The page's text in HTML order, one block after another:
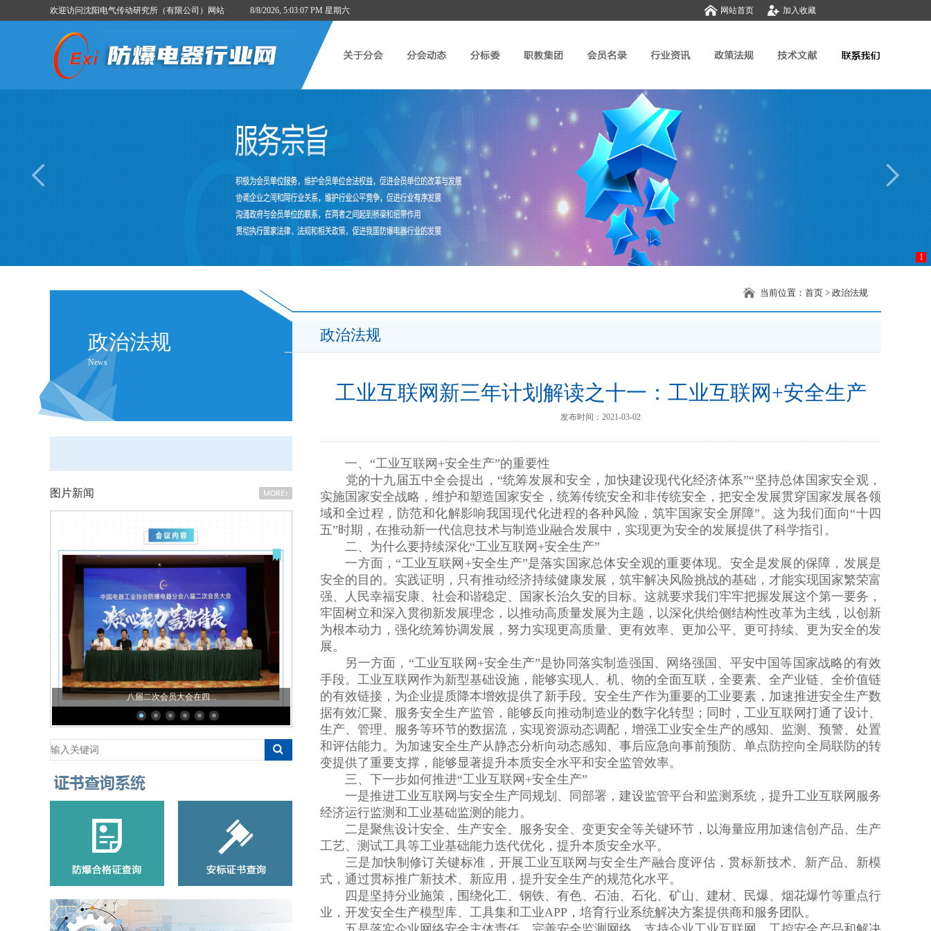
欢迎访问沈阳电气传动研究所（有限公司）网站 8/8/2026, 5:03:08 PM 星期六 网站首页 加入收藏
1
政治法规
News
图片新闻
八届二次会员大会在四... 防爆电器分技术委员会... 防爆电器分会八届一次... 黑龙江能源职业学院浙...
当前位置： 首页 > 政治法规
政治法规
工业互联网新三年计划解读之十一：工业互联网+安全生产
发布时间：2021-03-02
一、“工业互联网+安全生产”的重要性
党的十九届五中全会提出，“统筹发展和安全，加快建设现代化经济体系”“坚持总体国家安全观，
实施国家安全战略，维护和塑造国家安全，统筹传统安全和非传统安全，把安全发展贯穿国家发展各领
域和全过程，防范和化解影响我国现代化进程的各种风险，筑牢国家安全屏障”。这为我们面向“十四
五”时期，在推动新一代信息技术与制造业融合发展中，实现更为安全的发展提供了科学指引。
二、为什么要持续深化“工业互联网+安全生产”
一方面，“工业互联网+安全生产”是落实国家总体安全观的重要体现。安全是发展的保障，发展是
安全的目的。实践证明，只有推动经济持续健康发展，筑牢解决风险挑战的基础，才能实现国家繁荣富
强、人民幸福安康、社会和谐稳定、国家长治久安的目标。这就要求我们牢牢把握发展这个第一要务，
牢固树立和深入贯彻新发展理念，以推动高质量发展为主题，以深化供给侧结构性改革为主线，以创新
为根本动力，强化统筹协调发展，努力实现更高质量、更有效率、更加公平、更可持续、更为安全的发
展。
另一方面，“工业互联网+安全生产”是协同落实制造强国、网络强国、平安中国等国家战略的有效
手段。工业互联网作为新型基础设施，能够实现人、机、物的全面互联，全要素、全产业链、全价值链
的有效链接，为企业提质降本增效提供了新手段。安全生产作为重要的工业要素，加速推进安全生产数
据有效汇聚、服务安全生产监管，能够反向推动制造业的数字化转型；同时，工业互联网打通了设计、
生产、管理、服务等环节的数据流，实现资源动态调配，增强工业安全生产的感知、监测、预警、处置
和评估能力。为加速安全生产从静态分析向动态感知、事后应急向事前预防、单点防控向全局联防的转
变提供了重要支撑，能够显著提升本质安全水平和安全监管效率。
三、下一步如何推进“工业互联网+安全生产”
一是推进工业互联网与安全生产同规划、同部署，建设监管平台和监测系统，提升工业互联网服务
经济运行监测和工业基础监测的能力。
二是聚焦设计安全、生产安全、服务安全、变更安全等关键环节，以海量应用加速信创产品、生产
工艺、测试工具等工业基础能力迭代优化，提升本质安全水平。
三是加快制修订关键标准，开展工业互联网与安全生产融合度评估，贯标新技术、新产品、新模
式，通过贯标推广新技术、新应用，提升安全生产的规范化水平。
四是坚持分业施策，围绕化工、钢铁、有色、石油、石化、矿山、建材、民爆、烟花爆竹等重点行
业，开发安全生产模型库、工具集和工业APP，培育行业系统解决方案提供商和服务团队。